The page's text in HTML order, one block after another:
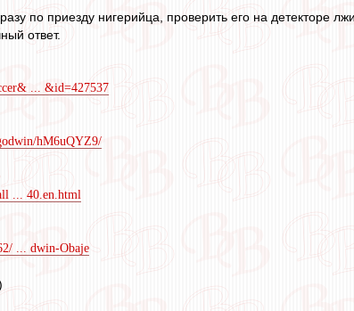
по приезду нигерийца, проверить его на детекторе
ответ.
... &id=427537
hM6uQYZ9/
... 40.en.html
... dwin-Obaje